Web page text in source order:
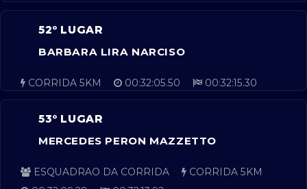
52º LUGAR
BARBARA LIRA NARCISO
CORRIDA 5KM 00:32:05.50 00:32:15.30
53º LUGAR
MERCEDES PERON MAZZETTO
ESQUADRAO DA CORRIDA
CORRIDA 5KM